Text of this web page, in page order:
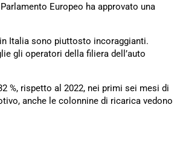
Europeo ha approvato una
Italia sono piuttosto incoraggianti.
gli operatori della filiera dell’auto
%, rispetto al 2022, nei primi sei mesi di
anche le colonnine di ricarica vedono